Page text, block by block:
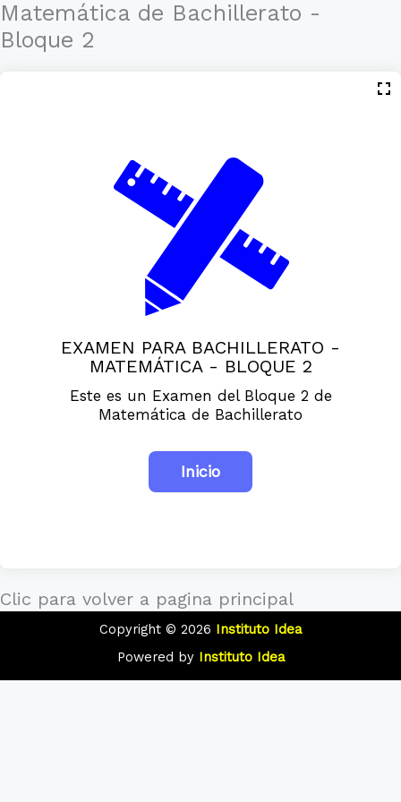
Ir
contenido
Matemática de Bachillerato -
Bloque 2
EXAMEN PARA BACHILLERATO -
MATEMÁTICA - BLOQUE 2
Este es un Examen del Bloque 2 de
Matemática de Bachillerato
Clic para volver a pagina principal
Copyright © 2026 Instituto Idea
Powered by Instituto Idea